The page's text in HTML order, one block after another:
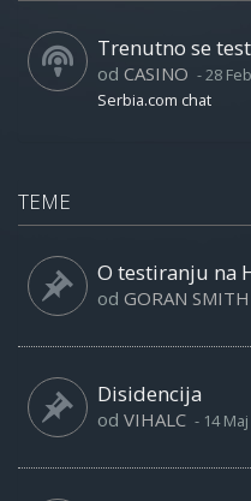
Trenutno se
od CASINO -28
Serbia.com chat
TEME
O testiranju na
od GORAN SMITH
Disidencija
od VIHALC - 14